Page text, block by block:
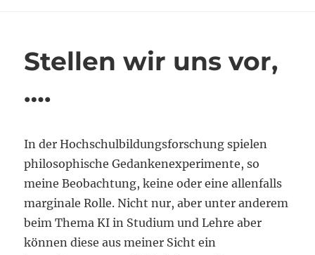
Stellen wir uns vor,
….
In der Hochschulbildungsforschung spielen
philosophische Gedankenexperimente, so
meine Beobachtung, keine oder eine allenfalls
marginale Rolle. Nicht nur, aber unter anderem
beim Thema KI in Studium und Lehre aber
können diese aus meiner Sicht ein